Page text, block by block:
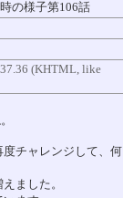
時の様子第106話
(KHTML, like
チャレンジして、何
ました。